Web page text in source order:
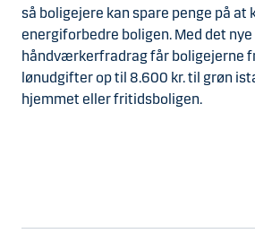
så boligejere kan spare penge på
energiforbedre boligen. Med det
håndværkerfradrag får boligejerne
lønudgifter op til 8.600 kr. til grøn
hjemmet eller fritidsboligen.